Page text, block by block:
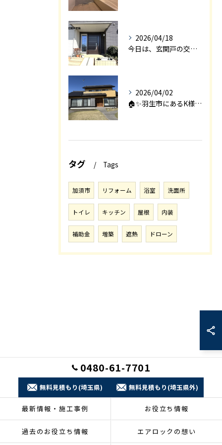
2026/04/18
今日は、玄関戸の交換工事をご紹介します🚪✨。
2026/04/02
🏠✨羽生市にあるK様邸は、2008年に㈱エアロックで新築され...
タグ Tags
加須市 リフォーム 浴室 洗面所
トイレ キッチン 屋根 内装
補助金 増築 遮熱 ドローン
0480-61-7701
無料見積もり(埼玉県) 無料見積もり(埼玉県外)
最新情報・施工事例 お役立ち情報
過去のお役立ち情報 エアロックの想い